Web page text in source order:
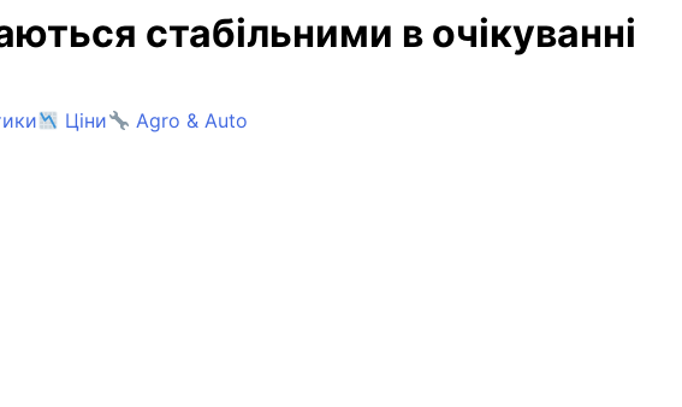
Ціни Agro & Auto
стабільними в очікуванні